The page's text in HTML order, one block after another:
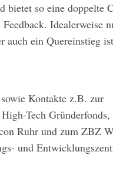
bietet so eine doppelte
Idealerweise
auch ein Quereinstieg
Kontakte z.B. zur
Tech Gründerfonds,
Ruhr und zum ZBZ
und